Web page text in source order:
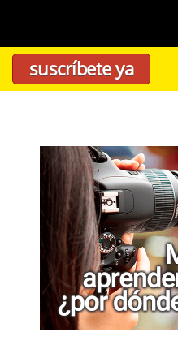
suscríbete ya